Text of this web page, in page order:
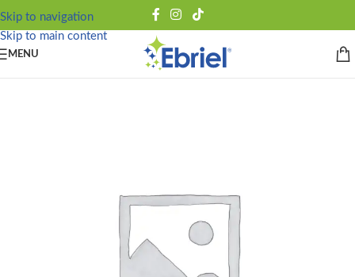
Skip to navigation
Skip to main content
MENU